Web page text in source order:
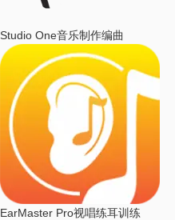
Studio One音乐制作编曲
EarMaster Pro视唱练耳训练